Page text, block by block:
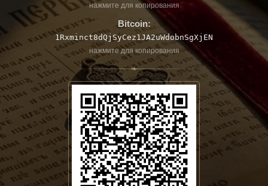
нажмите для копирования
Bitcoin:
1Rxminct8dQjSyCez1JA2uWdobnSgXjEN
нажмите для копирования
❧